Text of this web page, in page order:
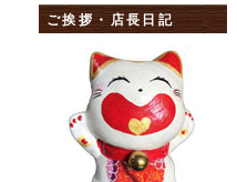
ご挨拶・店長日記